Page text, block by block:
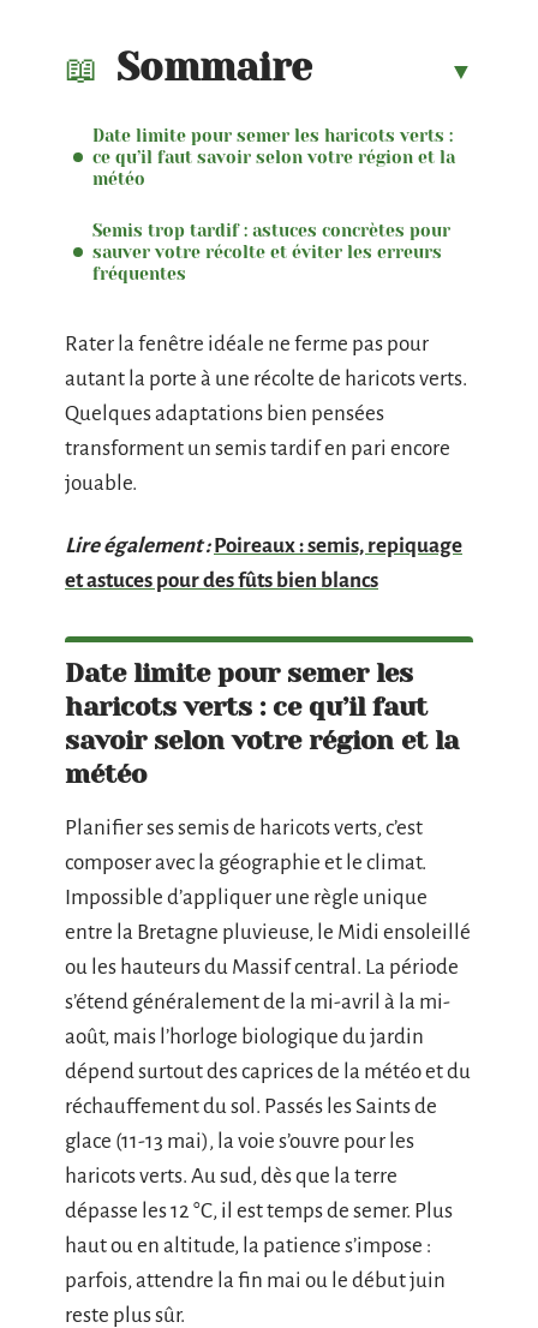
Sommaire
Date limite pour semer les haricots verts :
ce qu’il faut savoir selon votre région et la
météo
Semis trop tardif : astuces concrètes pour
sauver votre récolte et éviter les erreurs
fréquentes
Rater la fenêtre idéale ne ferme pas pour
autant la porte à une récolte de haricots verts.
Quelques adaptations bien pensées
transforment un semis tardif en pari encore
jouable.
Lire également : Poireaux : semis, repiquage
et astuces pour des fûts bien blancs
Date limite pour semer les
haricots verts : ce qu’il faut
savoir selon votre région et la
météo
Planifier ses semis de haricots verts, c’est
composer avec la géographie et le climat.
Impossible d’appliquer une règle unique
entre la Bretagne pluvieuse, le Midi ensoleillé
ou les hauteurs du Massif central. La période
s’étend généralement de la mi-avril à la mi-
août, mais l’horloge biologique du jardin
dépend surtout des caprices de la météo et du
réchauffement du sol. Passés les Saints de
glace (11-13 mai), la voie s’ouvre pour les
haricots verts. Au sud, dès que la terre
dépasse les 12 °C, il est temps de semer. Plus
haut ou en altitude, la patience s’impose :
parfois, attendre la fin mai ou le début juin
reste plus sûr.